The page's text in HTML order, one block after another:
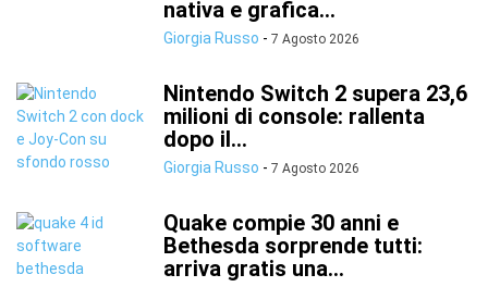
nativa e grafica...
Giorgia Russo - 7 Agosto 2026
Nintendo Switch 2 supera 23,6
milioni di console: rallenta
dopo il...
Giorgia Russo - 7 Agosto 2026
Quake compie 30 anni e
Bethesda sorprende tutti:
arriva gratis una...